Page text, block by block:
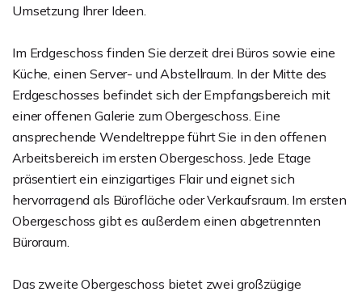
Umsetzung Ihrer Ideen.
Im Erdgeschoss finden Sie derzeit drei Büros sowie eine
Küche, einen Server- und Abstellraum. In der Mitte des
Erdgeschosses befindet sich der Empfangsbereich mit
einer offenen Galerie zum Obergeschoss. Eine
ansprechende Wendeltreppe führt Sie in den offenen
Arbeitsbereich im ersten Obergeschoss. Jede Etage
präsentiert ein einzigartiges Flair und eignet sich
hervorragend als Bürofläche oder Verkaufsraum. Im ersten
Obergeschoss gibt es außerdem einen abgetrennten
Büroraum.
Das zweite Obergeschoss bietet zwei großzügige